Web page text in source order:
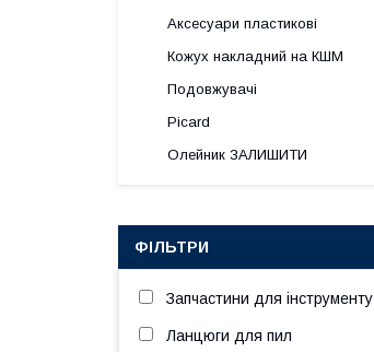
Аксесуари пластикові
Кожух накладний на КШМ
Подовжувачі
Picard
Олейник ЗАЛИШИТИ
ФІЛЬТРИ
Запчастини для інструменту
Ланцюги для пил